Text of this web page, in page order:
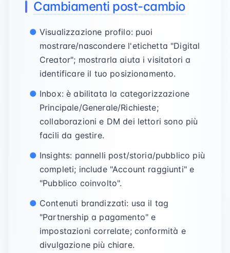
Cambiamenti post-cambio
Visualizzazione profilo: puoi
mostrare/nascondere l'etichetta "Digital
Creator"; mostrarla aiuta i visitatori a
identificare il tuo posizionamento.
Inbox: è abilitata la categorizzazione
Principale/Generale/Richieste;
collaborazioni e DM dei lettori sono più
facili da gestire.
Insights: pannelli post/storia/pubblico più
completi; include "Account raggiunti" e
"Pubblico coinvolto".
Contenuti brandizzati: usa il tag
"Partnership a pagamento" e
impostazioni correlate; conformità e
divulgazione più chiare.